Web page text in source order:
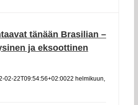
tänään Brasilian –
ja eksoottinen
02-22T09:54:56+02:0022 helmikuun,